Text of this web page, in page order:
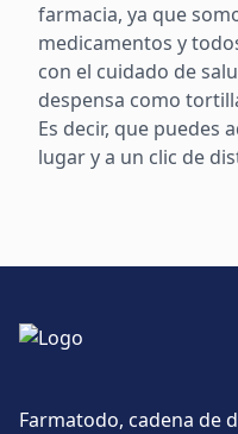
farmacia, ya que
medicamentos y
con el cuidado de
despensa como
Es decir, que puedes
lugar y a un clic de
Farmatodo, cadena de